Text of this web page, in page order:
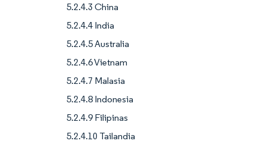
5.2.4.3 China
5.2.4.4 India
5.2.4.5 Australia
5.2.4.6 Vietnam
5.2.4.7 Malasia
5.2.4.8 Indonesia
5.2.4.9 Filipinas
5.2.4.10 Tailandia